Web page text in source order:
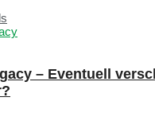
– Eventuell